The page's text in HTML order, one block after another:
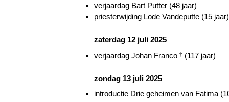
verjaardag Bart Putter (48 jaar)
priesterwijding Lode Vandeputte (15 jaar)
zaterdag 12 juli 2025
verjaardag Johan Franco † (117 jaar)
zondag 13 juli 2025
introductie Drie geheimen van Fatima